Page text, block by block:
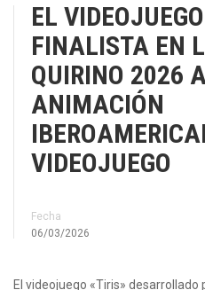
EL
FINALISTA EN
QUIRINO 2026
ANIMACIÓN
VIDEOJUEGO
Fecha
06/03/2026
El videojuego «Tiris»